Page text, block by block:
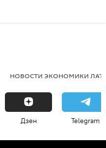
НОВОСТИ ЭКОНОМИКИ
Дзен Telegram